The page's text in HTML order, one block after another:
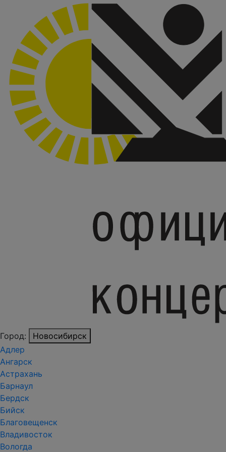
Город:
Новосибирск
Адлер
Ангарск
Астрахань
Барнаул
Бердск
Бийск
Благовещенск
Владивосток
Вологда